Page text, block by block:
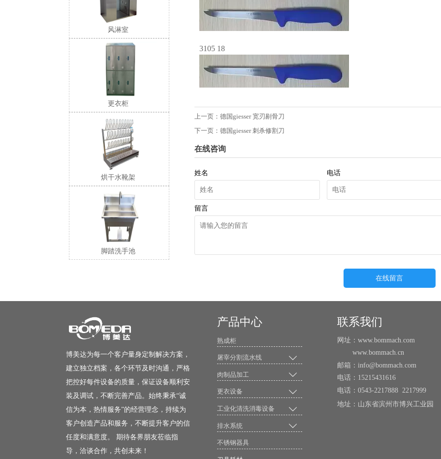
风淋室
更衣柜
烘干水靴架
脚踏洗手池
3105 18
上一页：德国giesser 宽刃剔骨刀
下一页：德国giesser 刺杀修割刀
在线咨询
姓名 电话
留言
在线留言
博美达为每一个客户量身定制解决方案，
建立独立档案，各个环节及时沟通，严格
把控好每件设备的质量，保证设备顺利安
装及调试，不断完善产品。始终秉承“诚
信为本，热情服务”的经营理念，持续为
客户创造产品和服务，不断提升客户的信
任度和满意度。 期待各界朋友莅临指
导，洽谈合作，共创未来！
产品中心
熟成柜
屠宰分割流水线 
肉制品加工 
更衣设备 
工业化清洗消毒设备 
排水系统 
不锈钢器具
联系我们
网址：www.bommach.com
www.bommach.cn
邮箱：info@bommach.com
电话：15215431616
电话：0543-2217888 2217999
地址：山东省滨州市博兴工业